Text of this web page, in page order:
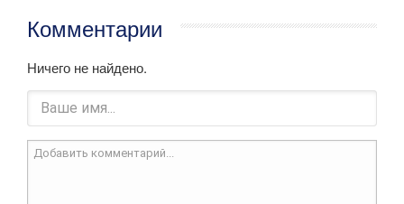
Комментарии
Ничего не найдено.